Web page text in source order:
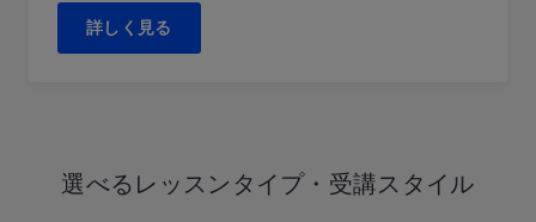
詳しく見る
選べるレッスンタイプ・受講スタイル